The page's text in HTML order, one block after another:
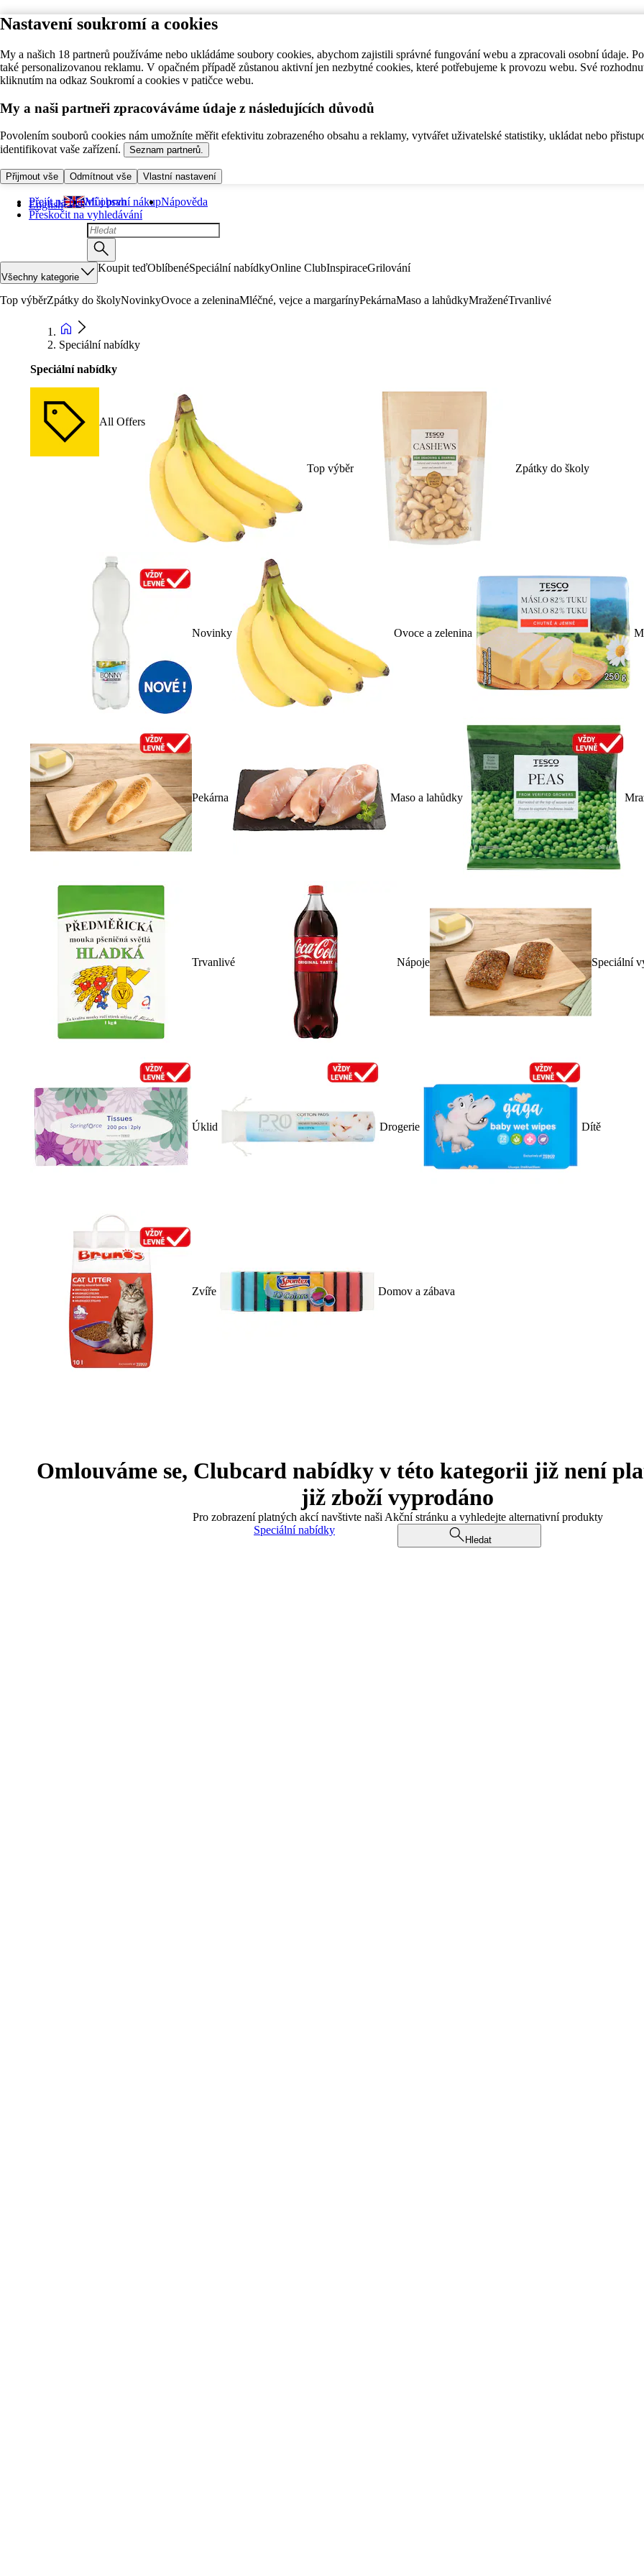
Nastavení soukromí a cookies
My a našich 18 partnerů používáme nebo ukládáme soubory cookies, abychom zajistili správné fungování webu a zpracovali osobní údaje.
také personalizovanou reklamu. V opačném případě zůstanou aktivní jen nezbytné cookies, které potřebujeme k provozu webu. Své
kliknutím na odkaz Soukromí a cookies v patičce webu.
My a naši partneři zpracováváme údaje z následujících důvodů
Povolením souborů cookies nám umožníte měřit efektivitu zobrazeného obsahu a reklamy, vytvářet uživatelské statistiky, ukládat nebo
identifikovat vaše zařízení.
Seznam partnerů.
Přijmout vše Odmítnout vše Vlastní nastavení
Přejít na hlavní obsah
Přeskočit na vyhledávání
English Můj první nákupNápověda
Všechny kategorie
Koupit teďOblíbenéSpeciální nabídkyOnline ClubInspiraceGrilování
Top výběrZpátky do školyNovinkyOvoce a zeleninaMléčné, vejce a margarínyPekárnaMaso a lahůdkyMraženéTrvanlivé
Speciální nabídky
Speciální nabídky
All Offers
Top výběr Zpátky do školy
Novinky Ovoce a zelenina
Pekárna Maso a lahůdky
Trvanlivé Nápoje Speciální
Úklid Drogerie Dítě
Zvíře Domov a zábava
Omlouváme se, Clubcard nabídky v této kategorii již není
již zboží vyprodáno
Pro zobrazení platných akcí navštivte naši Akční stránku a vyhledejte alternativní produkty
Speciální nabídky
Hledat